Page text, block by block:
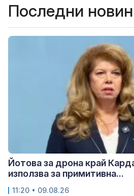
Последни
Йотова за дрона край
използва за примитивна...
11:20 • 09.08.26